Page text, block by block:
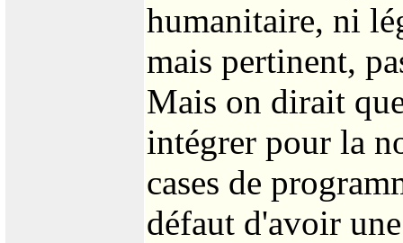
humanitaire, ni
mais pertinent,
Mais on dirait
intégrer pour la
cases de
défaut d'avoir